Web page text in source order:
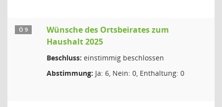
Ö 9
Wünsche des Ortsbeirates zum
Haushalt 2025
Beschluss: einstimmig beschlossen
Abstimmung: Ja: 6, Nein: 0, Enthaltung: 0